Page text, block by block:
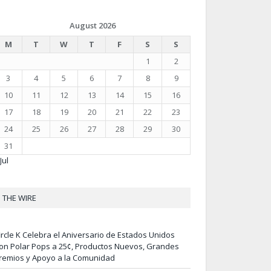
August 2026
M
T W T F S
S
1
2
3
4 5 6 7 8
9
10
11 12 13 14 15
16
17
18 19 20 21 22
23
24
25 26 27 28 29
30
31
THE WIRE
K Celebra el Aniversario de Estados Unidos
Polar Pops a 25¢, Productos Nuevos, Grandes
y Apoyo a la Comunidad